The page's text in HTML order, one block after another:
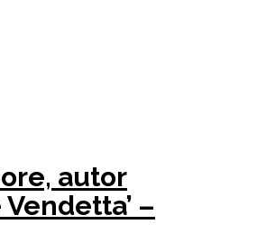
autor
Vendetta’ –